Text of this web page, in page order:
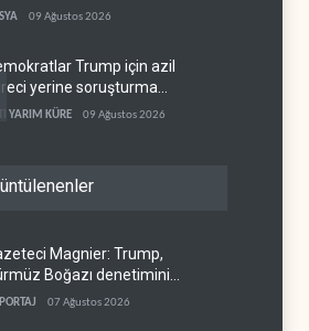
vergisi
09 Ağustos 2026
Trump için azil
yerine soruşturma
YARIM KÜRE 09 Ağustos 2026
petrol
silah şirketlerine
gün süre verdi
Magnier: Trump,
Boğazı denetimini
İran ve Umman'a
07 Ağustos 2026